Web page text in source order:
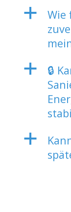
a
Wie
a
🔒
a